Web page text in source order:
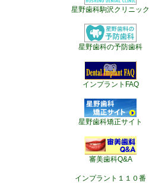
星野歯科駒沢クリニック
星野歯科の予防歯科
インプラントFAQ
星野歯科矯正サイト
審美歯科Q&A
インプラント１１０番